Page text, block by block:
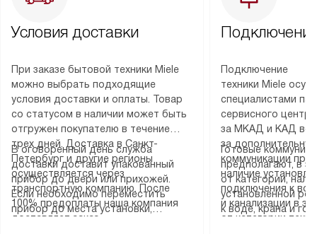
Условия доставки
При заказе бытовой техники Miele
можно выбрать подходящие
условия доставки и оплаты. Товар
со статусом в наличии может быть
отгружен покупателю в течение
трех дней. Доставка в Санкт-
Петербург и другие регионы
осуществляется через
транспортную компанию. После
100% предоплаты наша компания
доставляет заказ
В оговоренный день служба
доставки доставит упакованный
прибор до двери или прихожей.
Если необходимо переместить
прибор до места установки,
Подключение
техники Miele
специалистами
сервисного
за МКАД и КАД
за
коммуникации
наличие
подключения к
и канализации в
от категории
Готовые
предполагают, в
от категории,
установленной
к воде, крана и